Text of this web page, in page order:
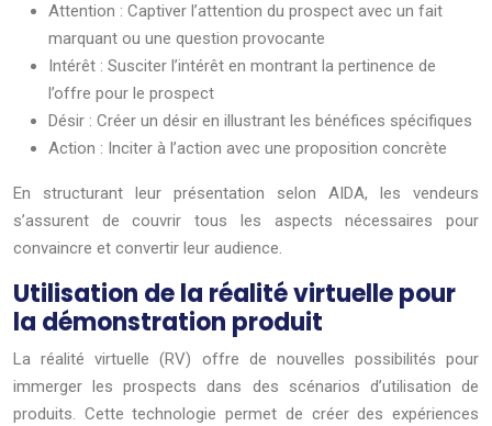
Attention : Captiver l’attention du prospect avec un fait
marquant ou une question provocante
Intérêt : Susciter l’intérêt en montrant la pertinence de
l’offre pour le prospect
Désir : Créer un désir en illustrant les bénéfices spécifiques
Action : Inciter à l’action avec une proposition concrète
En structurant leur présentation selon AIDA, les vendeurs
s’assurent de couvrir tous les aspects nécessaires pour
convaincre et convertir leur audience.
Utilisation de la réalité virtuelle pour
la démonstration produit
La réalité virtuelle (RV) offre de nouvelles possibilités pour
immerger les prospects dans des scénarios d’utilisation de
produits. Cette technologie permet de créer des expériences